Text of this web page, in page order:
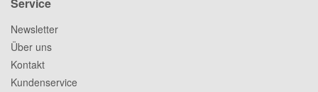
Newsletter
Über uns
Kontakt
Kundenservice